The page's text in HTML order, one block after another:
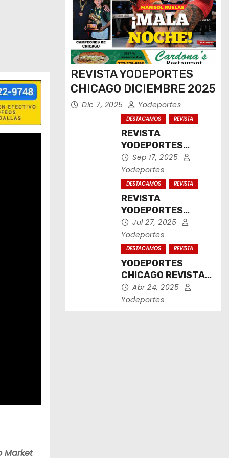
Market
REVISTA YODEPORTES
CHICAGO DICIEMBRE 2025
Dic 7, 2025 Yodeportes
DESTACAMOS REVISTA
REVISTA
YODEPORTES
CHICAGO
SEPTIEMBRE 2025
Sep 17, 2025
Yodeportes
DESTACAMOS REVISTA
REVISTA
YODEPORTES
CHICAGO JULIO
2025
Jul 27, 2025
Yodeportes
DESTACAMOS REVISTA
YODEPORTES
CHICAGO REVISTA
IMPRESA ABRIL
2025
Abr 24, 2025
Yodeportes